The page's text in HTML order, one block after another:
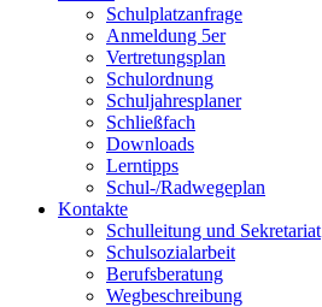
Schulplatzanfrage
Anmeldung 5er
Vertretungsplan
Schulordnung
Schuljahresplaner
Schließfach
Downloads
Lerntipps
Schul-/Radwegeplan
Kontakte
Schulleitung und Sekretariat
Schulsozialarbeit
Berufsberatung
Wegbeschreibung